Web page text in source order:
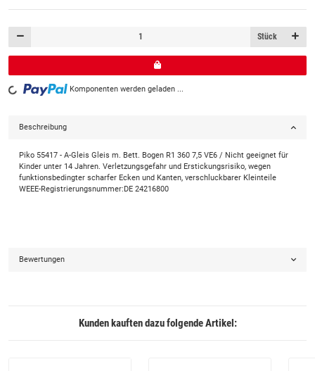
Stück
Loading... Komponenten werden geladen ...
Beschreibung
Piko 55417 - A-Gleis Gleis m. Bett. Bogen R1 360 7,5 VE6 / Nicht geeignet für
Kinder unter 14 Jahren. Verletzungsgefahr und Erstickungsrisiko, wegen
funktionsbedingter scharfer Ecken und Kanten, verschluckbarer Kleinteile
WEEE-Registrierungsnummer:DE 24216800
Bewertungen
Kunden kauften dazu folgende Artikel: